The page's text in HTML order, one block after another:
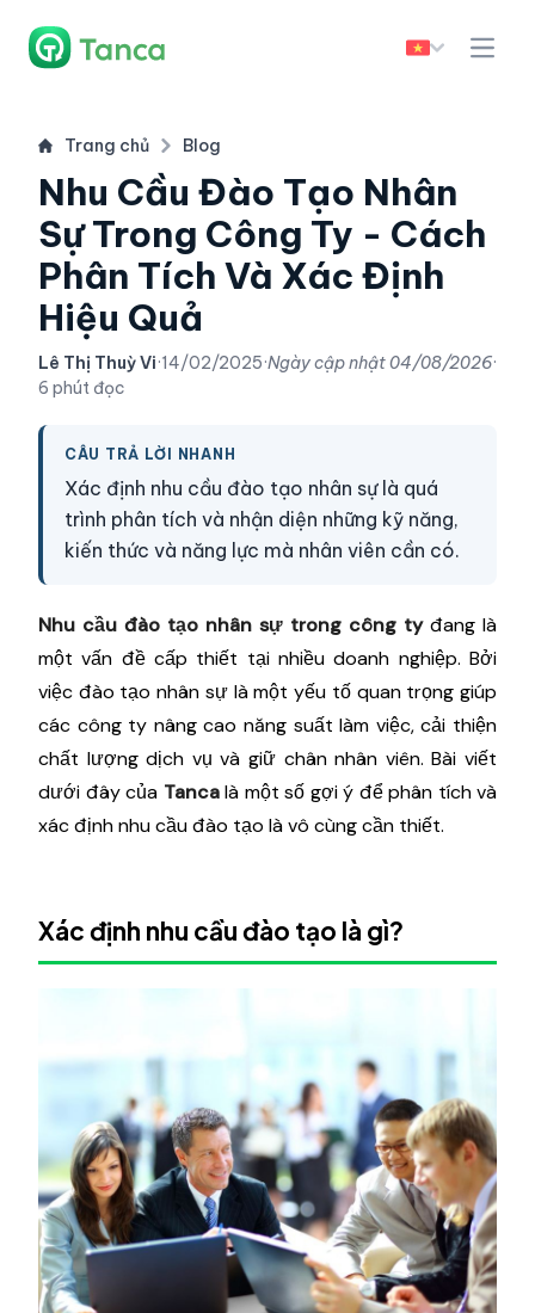
Trang chủ Blog
Nhu Cầu Đào Tạo Nhân
Sự Trong Công Ty - Cách
Phân Tích Và Xác Định
Hiệu Quả
Lê Thị Thuỳ Vi·14/02/2025·Ngày cập nhật04/08/2026·
6 phút đọc
CÂU TRẢ LỜI NHANH
Xác định nhu cầu đào tạo nhân sự là quá
trình phân tích và nhận diện những kỹ năng,
kiến thức và năng lực mà nhân viên cần có.
Nhu cầu đào tạo nhân sự trong công tyđang là
một vấn đề cấp thiết tại nhiều doanh nghiệp. Bởi
việc đào tạo nhân sự là một yếu tố quan trọng giúp
các công ty nâng cao năng suất làm việc, cải thiện
chất lượng dịch vụ và giữ chân nhân viên. Bài viết
dưới đây của Tancalà một số gợi ý để phân tích và
xác định nhu cầu đào tạo là vô cùng cần thiết.
Xác định nhu cầu đào tạo là gì?